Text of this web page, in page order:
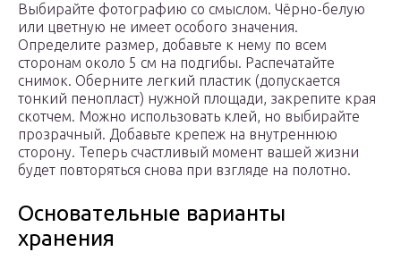
Выбирайте фотографию со смыслом. Чёрно-белую
или цветную не имеет особого значения.
Определите размер, добавьте к нему по всем
сторонам около 5 см на подгибы. Распечатайте
снимок. Оберните легкий пластик (допускается
тонкий пенопласт) нужной площади, закрепите края
скотчем. Можно использовать клей, но выбирайте
прозрачный. Добавьте крепеж на внутреннюю
сторону. Теперь счастливый момент вашей жизни
будет повторяться снова при взгляде на полотно.
Основательные варианты
хранения